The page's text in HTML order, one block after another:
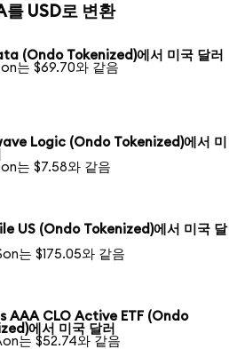
를 USD로 변환
(Ondo Tokenized)에서 미국 달러
는 $69.70와 같음
Logic (Ondo Tokenized)에서 미
는 $7.58와 같음
US (Ondo Tokenized)에서 미국 달
는 $175.05와 같음
AAA CLO Active ETF (Ondo
에서 미국 달러
는 $52.74와 같음